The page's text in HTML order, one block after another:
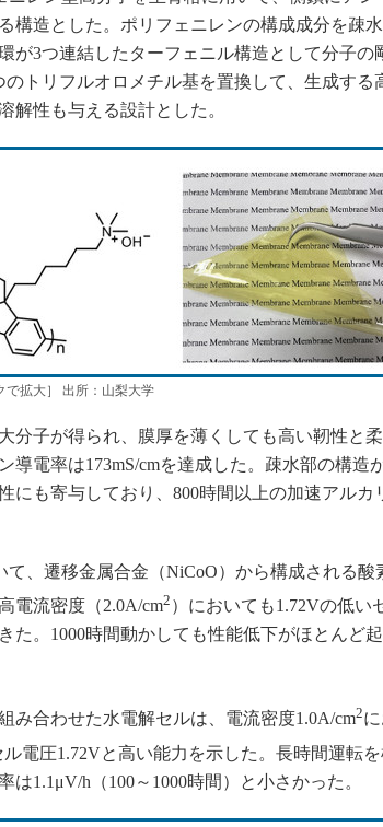
イノベーション
製造業ビッグデータ
メイドインジャパン
植物工場
知財マネジメント
海外生産
グローバル設計・開発
制御セキュリティ
新型コロナへの対応
構造とした。ポリフェニレンの構成成分を疎
が3つ連結したターフェニル構造として分子の
トリフルオロメチル基を置換して、生成する
解性も与える設計とした。
で拡大］ 出所：山梨大学
分子が得られ、膜厚を薄くしても高い靭性と
導電率は173mS/cmを達成した。疎水部の構造
にも寄与しており、800時間以上の加速アルカ
、遷移金属合金（NiCoO）から構成される酸
電流密度（2.0A/cm2 ）においても1.72Vの低い
た。1000時間動かしても性能低下がほとんど
合わせた水電解セルは、電流密度1.0A/cm2
ル電圧1.72Vと高い能力を示した。長時間運転を
1.1μV/h（100～1000時間）と小さかった。